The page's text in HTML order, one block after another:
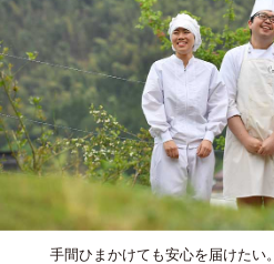
手間ひまかけても安心を届けたい。